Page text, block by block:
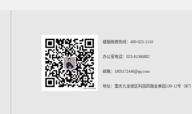
婚姻挽救热线：400-023-1110
办公室电话：023-81366882
邮箱： 1805172446@qq.com
地址：重庆九龙坡区科园四路金果园139-12号（B7）